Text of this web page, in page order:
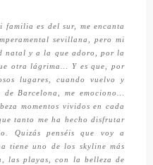
familia es del sur, me encanta
sevillana, pero mi
natal y a la que adoro, por la
otra lágrima… Y es que, por
lugares, cuando vuelvo y
Barcelona, me emociono…
momentos vividos en cada
tanto me ha hecho disfrutar
Quizás penséis que voy a
tiene uno de los skyline más
las playas, con la belleza de